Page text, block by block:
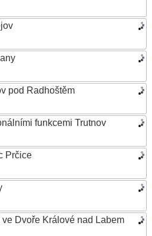
pod Radhoštěm
funkcemi Trutnov
Prčice
Dvoře Králové nad Labem